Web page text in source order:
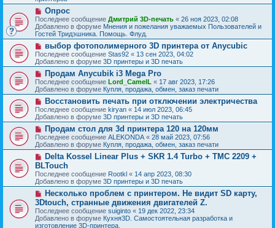
и
е
б
щ
е
н
и
е
с
о
о
б
щ
е
н
и
е
Н
о
в
о
е
с
о
о
б
щ
е
н
и
е
Опрос
Последнее сообщение Дмитрий 3D-печать « 26 ноя 2023, 02:08
Добавлено в форуме Мнения и пожелания уважаемых Пользователей и
Гостей Тридэшника. Помощь. Флуд.
Н
о
в
о
с
о
о
б
щ
е
н
и
е
выбор фотополимерного 3D принтера от Anycubic
Последнее сообщение Stas92 « 13 сен 2023, 04:02
Добавлено в форуме 3D принтеры и 3D печать
Н
о
в
о
с
о
о
б
щ
е
н
и
е
Продам Anycubik i3 Mega Pro
Последнее сообщение Lord_CamelL « 17 авг 2023, 17:26
Добавлено в форуме Купля, продажа, обмен, заказ печати
Н
о
в
о
с
о
о
б
щ
е
н
и
е
Восстановить печать при отключении электричества
Последнее сообщение kiryan « 14 июл 2023, 06:45
Добавлено в форуме 3D принтеры и 3D печать
Н
о
в
о
с
о
о
б
щ
е
н
и
е
Продам стол для 3d принтера 120 на 120мм
Последнее сообщение ALEKONDA « 28 май 2023, 07:56
Добавлено в форуме Купля, продажа, обмен, заказ печати
Н
о
в
о
е
с
о
о
б
щ
Delta Kossel Linear Plus + SKR 1.4 Turbo + TMC 2209 +
BLTouch
Последнее сообщение Rootkl « 14 апр 2023, 08:30
Добавлено в форуме 3D принтеры и 3D печать
Н
о
в
о
е
Несколько проблем с принтером. Не видит SD карту,
3Dtouch, странные движения двигателей Z.
Последнее сообщение suiginto « 19 дек 2022, 23:34
Добавлено в форуме Кухня3D. Самостоятельная разработка и
изготовление 3D-принтера.